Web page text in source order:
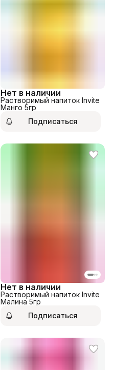
Нет в наличии
Растворимый напиток Invite
Манго 5гр
Подписаться
Нет в наличии
Растворимый напиток Invite
Малина 5гр
Подписаться